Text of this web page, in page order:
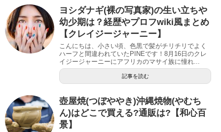
ヨシダナギ(裸の写真家)の生い立ちや
幼少期は？経歴やプロフwiki風まとめ
【クレイジージャーニー】
こんにちは、小さい頃、色黒で髪がチリチリでよく
ハーフと間違われていたPINEです！8月16日のクレ
イジージャーニーにアフリカのマサイ族に憧れ...
記事を読む
壺屋焼(つぼややき)沖縄焼物(やむち
ん)はどこで買える?通販は?【和心百
景】